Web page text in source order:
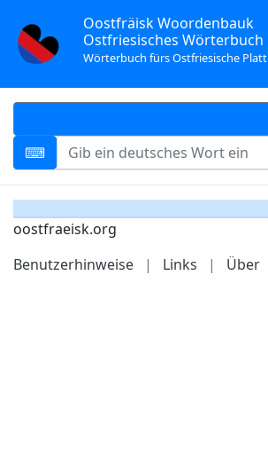
Oostfräisk Woordenbauk
Ostfriesisches Wörterbuch
Wörterbuch fürs Ostfriesische Platt
oostfraeisk.org
Benutzerhinweise
| Links | Über